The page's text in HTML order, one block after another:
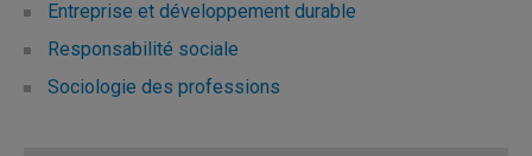
Entreprise et développement durable
Responsabilité sociale
Sociologie des professions